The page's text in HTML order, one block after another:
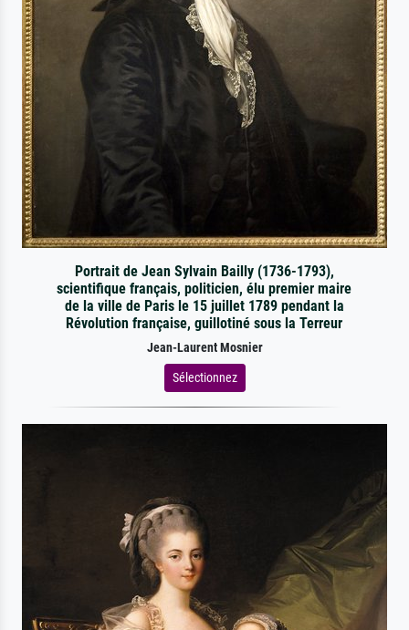
Portrait de Jean Sylvain Bailly (1736-1793),
scientifique français, politicien, élu premier maire
de la ville de Paris le 15 juillet 1789 pendant la
Révolution française, guillotiné sous la Terreur
Jean-Laurent Mosnier
Sélectionnez